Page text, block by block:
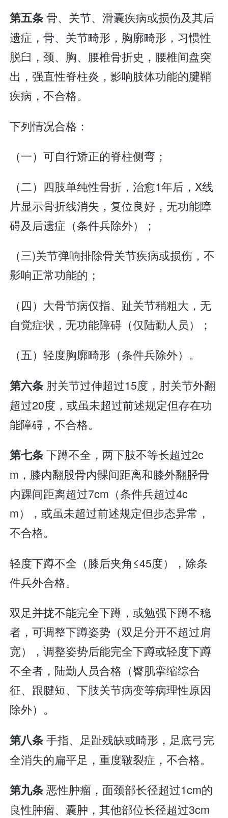
第五条骨、关节、滑囊疾病或损伤及其后
遗症，骨、关节畸形，胸廓畸形，习惯性
脱臼，颈、胸、腰椎骨折史，腰椎间盘突
出，强直性脊柱炎，影响肢体功能的腱鞘
疾病，不合格。
下列情况合格：
（一）可自行矫正的脊柱侧弯；
（二）四肢单纯性骨折，治愈1年后，X线
片显示骨折线消失，复位良好，无功能障
碍及后遗症（条件兵除外）；
（三)关节弹响排除骨关节疾病或损伤，不
影响正常功能的；
（四）大骨节病仅指、趾关节稍粗大，无
自觉症状，无功能障碍（仅陆勤人员）；
（五）轻度胸廓畸形（条件兵除外）。
第六条 肘关节过伸超过15度，肘关节外翻
超过20度，或虽未超过前述规定但存在功
能障碍，不合格。
第七条下蹲不全，两下肢不等长超过2c
m，膝内翻股骨内髁间距离和膝外翻胫骨
内踝间距离超过7cm（条件兵超过4c
m），或虽未超过前述规定但步态异常，
不合格。
轻度下蹲不全（膝后夹角≤45度），除条
件兵外合格。
双足并拢不能完全下蹲，或勉强下蹲不稳
者，可调整下蹲姿势（双足分开不超过肩
宽），调整姿势后能完全下蹲或轻度下蹲
不全者，陆勤人员合格（臀肌挛缩综合
征、跟腱短、下肢关节病变等病理性原因
除外）。
第八条手指、足趾残缺或畸形，足底弓完
全消失的扁平足，重度皲裂症，不合格。
第九条恶性肿瘤，面颈部长径超过1cm的
良性肿瘤、囊肿，其他部位长径超过3cm